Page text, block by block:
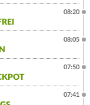
08:20
08:05
07:50
07:41